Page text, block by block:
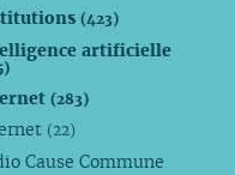
(423)
artificielle
(283)
(22)
Cause Commune